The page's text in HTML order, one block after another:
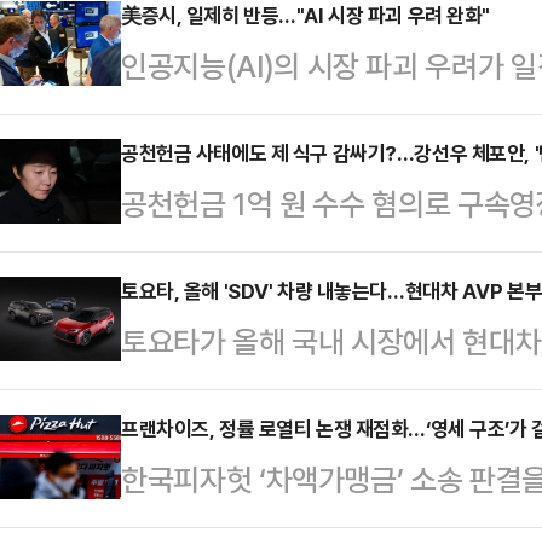
론조사에서도 여당이 40% 안팎의
중반에 머무는 구도가 고착화되고
결과가 반복되고 있다.​​정치는 결국
에 있다. 그러나 현재 국민의힘은
안주하는 길을 선택하고 있다는 우
과민할 정도로 반…
美증시, 일제히 반등…"AI 시장 파괴 우려 완화"
인공지능(AI)의 시장 파괴 우려가
성공했다.뉴욕타임스(NYT)에 따
산업평균지수는 24일(현지시간)
른 4만 9174.81에 장을 마쳤다. 대
500지수는 52.36 포인트(0.77%)
닥 종합지수는 236.41(1.04%)포
마감했다.이날 미국 반도체 회사
공천헌금 사태에도 제 식구 감싸기?…강선우 체포안,
공천헌금 1억 원 수수 혐의로 구속
체포동의안이 가결됐다. 탈당했지
을 감안하면 사실상 여당도 등을
서 발생한 것으로 추측되면서, '제
결을 염두에 둔 동정표가 생각보다
의를 열어 강 의원에 대한 체포동
263명 출석에 찬성 164명, 반대
체포…
토요타, 올해 'SDV' 차량 내놓는다…현대차 AVP 본
토요타가 올해 국내 시장에서 현대
자동차(SDV)를 선보인다. 하드웨
웨어 경쟁으로 이동하는 가운데,
직 AVP(첨단차 플랫폼) 본부에도
토요타코리아는 올 상반기 중 6세
프랜차이즈, 정률 로열티 논쟁 재점화…‘영세 구조’가
한국피자헛 ‘차액가맹금’ 소송 판
둘러싼 논쟁이 다시 불붙고 있다.